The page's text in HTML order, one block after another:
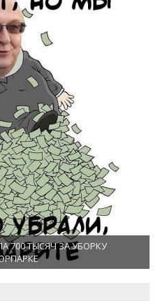
700 ТЫСЯЧ ЗА УБОРКУ